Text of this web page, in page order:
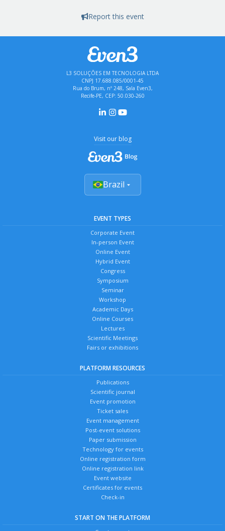
Report this event
L3 SOLUÇÕES EM TECNOLOGIA LTDA
CNPJ 17.688.085/0001-45
Rua do Brum, nº 248, Sala Even3,
Recife-PE, CEP: 50.030-260
Visit our blog
Brazil
EVENT TYPES
Corporate Event
In-person Event
Online Event
Hybrid Event
Congress
Symposium
Seminar
Workshop
Academic Days
Online Courses
Lectures
Scientific Meetings
Fairs or exhibitions
PLATFORM RESOURCES
Publications
Scientific journal
Event promotion
Ticket sales
Event management
Post-event solutions
Paper submission
Technology for events
Online registration form
Online registration link
Event website
Certificates for events
Check-in
START ON THE PLATFORM